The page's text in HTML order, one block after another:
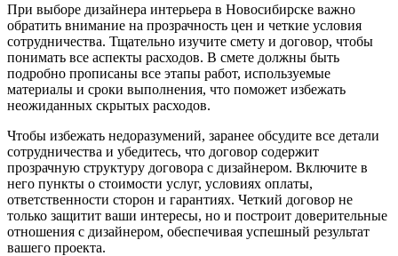
При выборе дизайнера интерьера в Новосибирске важно
обратить внимание на прозрачность цен и четкие условия
сотрудничества. Тщательно изучите смету и договор, чтобы
понимать все аспекты расходов. В смете должны быть
подробно прописаны все этапы работ, используемые
материалы и сроки выполнения, что поможет избежать
неожиданных скрытых расходов.
Чтобы избежать недоразумений, заранее обсудите все детали
сотрудничества и убедитесь, что договор содержит
прозрачную структуру договора с дизайнером. Включите в
него пункты о стоимости услуг, условиях оплаты,
ответственности сторон и гарантиях. Четкий договор не
только защитит ваши интересы, но и построит доверительные
отношения с дизайнером, обеспечивая успешный результат
вашего проекта.